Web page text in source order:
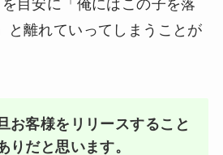
目安に「俺にはこの子を落
と離れていってしまうことが
お客様をリリースすること
りだと思います。